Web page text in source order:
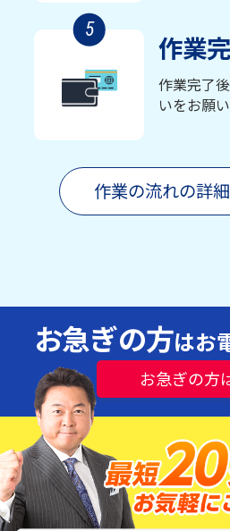
5
作業
作業完了
いをお願
作業の流れの詳
お急ぎの方はお
お急ぎの方
水漏れ・つまり・修理お